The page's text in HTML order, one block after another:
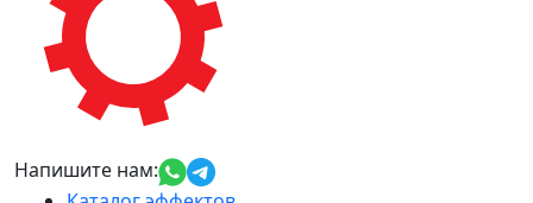
Напишите нам: